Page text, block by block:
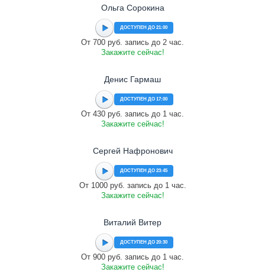
Ольга Сорокина
ДОСТУПЕН ДО 21:00
От 700 руб. запись до 2 час.
Закажите сейчас!
Денис Гармаш
ДОСТУПЕН ДО 17:00
От 430 руб. запись до 1 час.
Закажите сейчас!
Сергей Нафронович
ДОСТУПЕН ДО 23:45
От 1000 руб. запись до 1 час.
Закажите сейчас!
Виталий Витер
ДОСТУПЕН ДО 20:30
От 900 руб. запись до 1 час.
Закажите сейчас!